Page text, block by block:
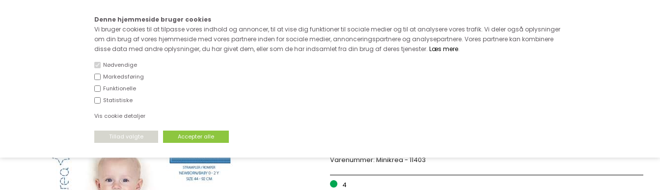
Denne hjemmeside bruger cookies
Vi bruger cookies til at tilpasse vores indhold og annoncer, til at vise dig funktioner til sociale medier og til at analysere vores trafik. Vi deler også oplysninger
om din brug af vores hjemmeside med vores partnere inden for sociale medier, annonceringspartnere og analysepartnere. Vores partnere kan kombinere
disse data med andre oplysninger, du har givet dem, eller som de har indsamlet fra din brug af deres tjenester. Læs mere.
Nødvendige
Markedsføring
Funktionelle
Statistiske
Vis cookie detaljer
Fri fragt ved køb for over 600.-
DEADSTOCK
Varenummer:Minikrea - 11403
4